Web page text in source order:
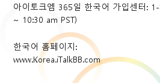
아이토크엠 365일 한국어 가입센터:
~ 10:30 am PST)
한국어 홈페이지:
www.Korea.iTalkBB.com